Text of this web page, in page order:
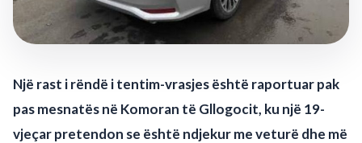
Një rast i rëndë i tentim-vrasjes është raportuar pak
pas mesnatës në Komoran të Gllogocit, ku një 19-
vjeçar pretendon se është ndjekur me veturë dhe më